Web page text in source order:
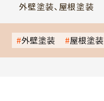
外壁塗装、屋根塗装
外壁塗装 屋根塗装